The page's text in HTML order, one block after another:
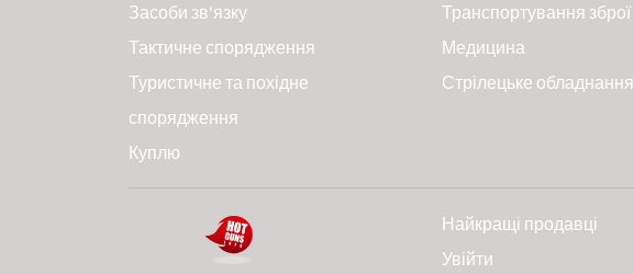
Засоби зв'язку
Транспортування зброї
Тактичне спорядження
Медицина
Туристичне та похідне
спорядження
Стрілецьке обладнання
Куплю
Найкращі продавці
Увійти